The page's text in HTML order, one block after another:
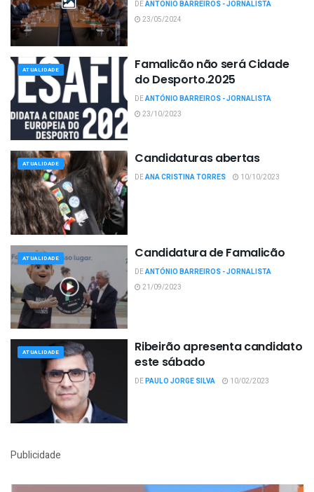
DEANTÓNIO BARREIROS - JORNALISTA
23/05/2024
ATUALIDADE
Famalicão não será Cidade
do Desporto.2025
DEANTÓNIO BARREIROS - JORNALISTA
23/10/2023
ATUALIDADE Candidaturas abertas
DEANA CRISTINA TORRES 10/10/2023
ATUALIDADE Candidatura de Famalicão
DEANTÓNIO BARREIROS - JORNALISTA
21/09/2023
ATUALIDADE
Ribeirão apresenta candidato
este sábado
DEPAULO JORGE SILVA 10/02/2023
Publicidade